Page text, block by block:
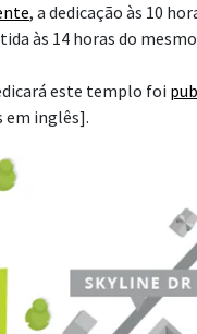
, a dedicação às 10
às 14 horas do mesmo
este templo foi
em inglês].